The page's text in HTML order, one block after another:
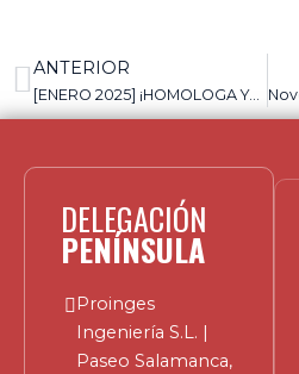
ANTERIOR
[ENERO 2025] ¡HOMOLOGA YA TU CAMPER!
DELEGACIÓN
PENÍNSULA
Proinges
Ingeniería S.L. |
Paseo Salamanca,